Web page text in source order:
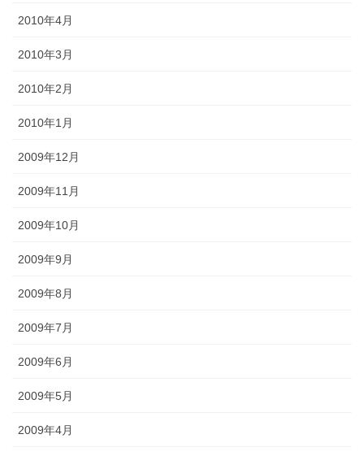
2010年4月
2010年3月
2010年2月
2010年1月
2009年12月
2009年11月
2009年10月
2009年9月
2009年8月
2009年7月
2009年6月
2009年5月
2009年4月